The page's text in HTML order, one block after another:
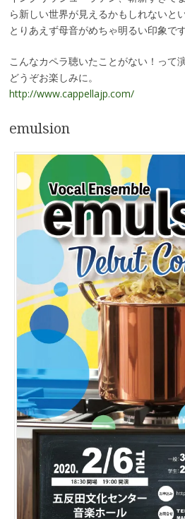
ら新しい世界が見えるかもしれないと
とりあえず母音がめちゃ明るい印象です
こんなカペラ聴いたことがない！って
どうぞお楽しみに。
http://www.cappellajp.com/
emulsion